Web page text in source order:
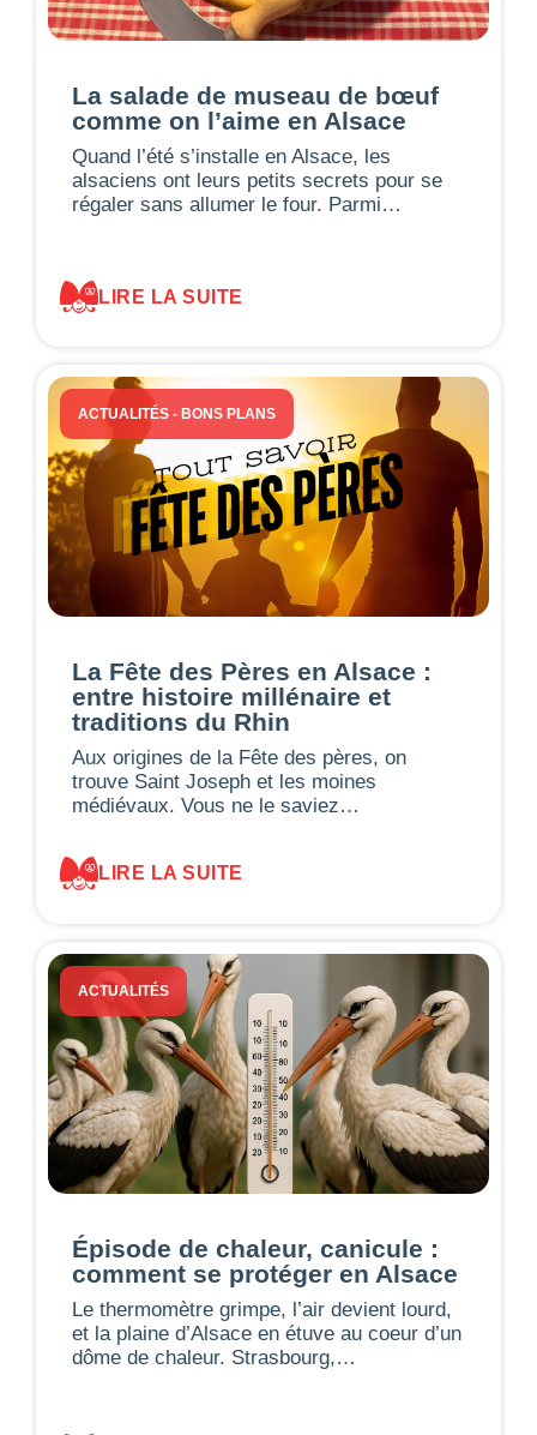
La salade de museau de bœuf
comme on l’aime en Alsace
Quand l’été s’installe en Alsace, les
alsaciens ont leurs petits secrets pour se
régaler sans allumer le four. Parmi…
LIRE LA SUITE
ACTUALITÉS - BONS PLANS
La Fête des Pères en Alsace :
entre histoire millénaire et
traditions du Rhin
Aux origines de la Fête des pères, on
trouve Saint Joseph et les moines
médiévaux. Vous ne le saviez…
LIRE LA SUITE
ACTUALITÉS
Épisode de chaleur, canicule :
comment se protéger en Alsace
Le thermomètre grimpe, l’air devient lourd,
et la plaine d’Alsace en étuve au coeur d’un
dôme de chaleur. Strasbourg,…